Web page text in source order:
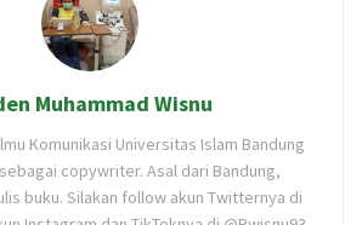
Muhammad Wisnu
Komunikasi Universitas Islam Bandung
copywriter. Asal dari Bandung,
buku. Silakan follow akun Twitternya di